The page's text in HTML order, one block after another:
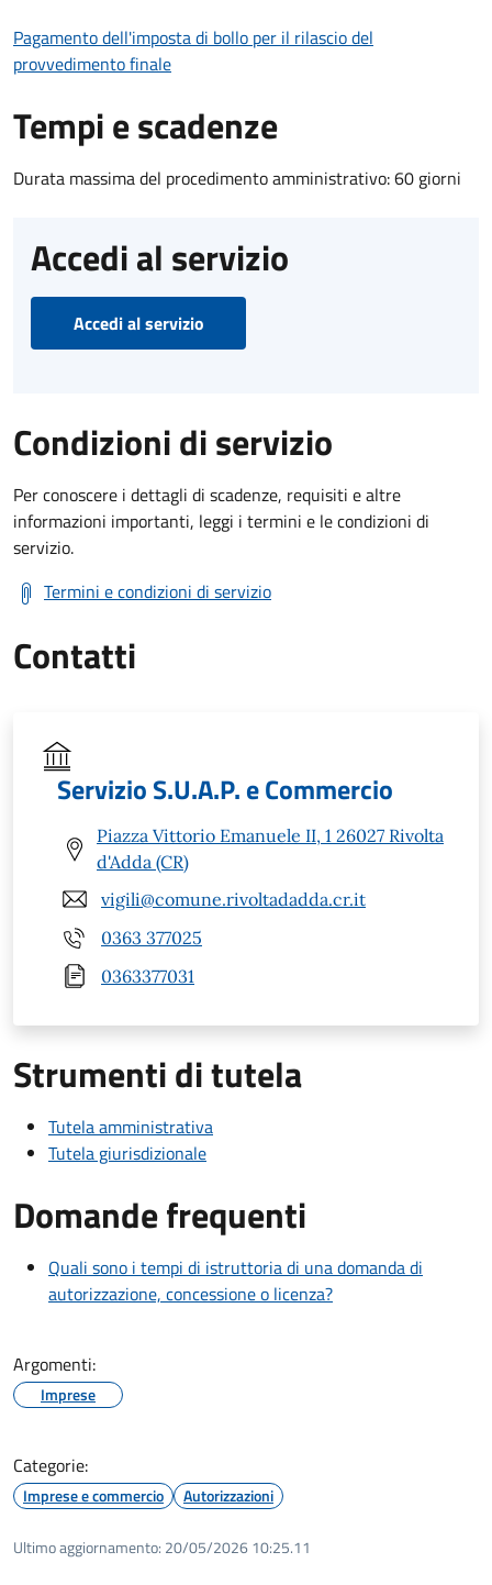
Pagamento dell'imposta di bollo per il rilascio del
provvedimento finale
Tempi e scadenze
Durata massima del procedimento amministrativo: 60 giorni
Accedi al servizio
Accedi al servizio
Condizioni di servizio
Per conoscere i dettagli di scadenze, requisiti e altre
informazioni importanti, leggi i termini e le condizioni di
servizio.
Termini e condizioni di servizio
Contatti
Servizio S.U.A.P. e Commercio
Piazza Vittorio Emanuele II, 1 26027 Rivolta
d'Adda (CR)
vigili@comune.rivoltadadda.cr.it
0363 377025
0363377031
Strumenti di tutela
Tutela amministrativa
Tutela giurisdizionale
Domande frequenti
Quali sono i tempi di istruttoria di una domanda di
autorizzazione, concessione o licenza?
Argomenti:
Imprese
Categorie:
Imprese e commercio Autorizzazioni
Ultimo aggiornamento: 20/05/2026 10:25.11